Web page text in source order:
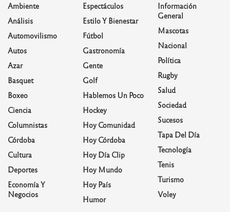
Ambiente
Análisis
Automovilismo
Autos
Azar
Basquet
Boxeo
Ciencia
Columnistas
Córdoba
Cultura
Deportes
Economía Y
Negocios
Espectáculos
Estilo Y Bienestar
Fútbol
Gastronomía
Gente
Golf
Hablemos Un Poco
Hockey
Hoy Comunidad
Hoy Córdoba
Hoy Día Clip
Hoy Mundo
Hoy País
Humor
Información
General
Mascotas
Nacional
Política
Rugby
Salud
Sociedad
Sucesos
Tapa Del Día
Tecnología
Tenis
Turismo
Voley